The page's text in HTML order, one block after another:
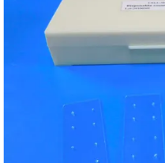
PRIVACY
POLICY